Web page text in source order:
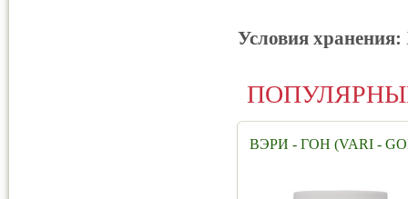
Условия хранения:
ВЭРИ - ГОН (VARI -